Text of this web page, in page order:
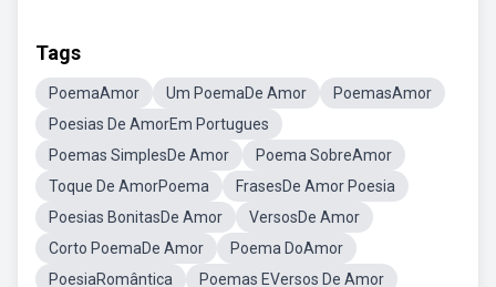
Tags
PoemaAmor Um PoemaDe Amor
PoemasAmor
Poesias De AmorEm Portugues
Poemas SimplesDe Amor
Poema SobreAmor
Toque De AmorPoema
FrasesDe Amor Poesia
Poesias BonitasDe Amor
VersosDe Amor
Corto PoemaDe Amor
Poema DoAmor
PoesiaRomântica
Poemas EVersos De Amor